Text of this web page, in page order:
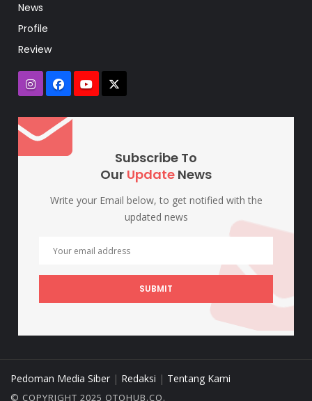
News
Profile
Review
Subscribe To
Our Update News
Write your Email below, to get notified with the
updated news
SUBMIT
Pedoman Media Siber | Redaksi | Tentang Kami
© COPYRIGHT 2025 OTOHUB.CO.